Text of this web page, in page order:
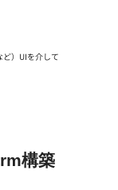
）UIを介して
構築